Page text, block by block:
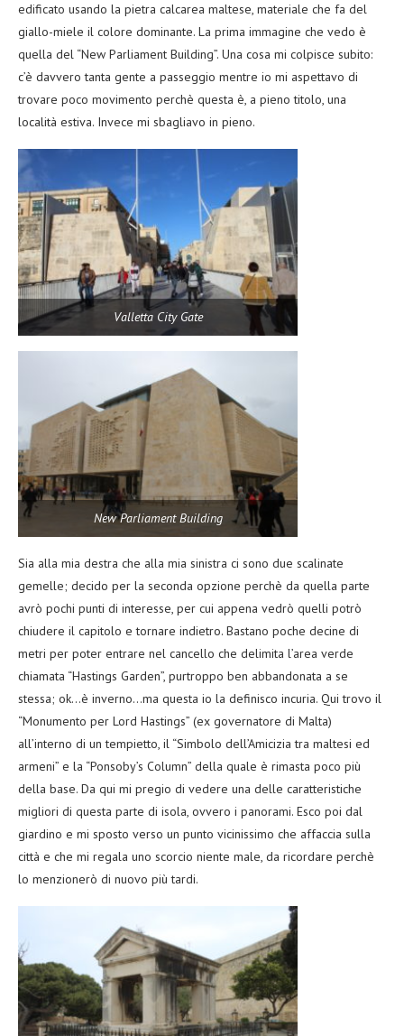
edificato usando la pietra calcarea maltese, materiale che fa del
giallo-miele il colore dominante. La prima immagine che vedo è
quella del “New Parliament Building”. Una cosa mi colpisce subito:
c’è davvero tanta gente a passeggio mentre io mi aspettavo di
trovare poco movimento perchè questa è, a pieno titolo, una
località estiva. Invece mi sbagliavo in pieno.
Valletta City Gate
New Parliament Building
Sia alla mia destra che alla mia sinistra ci sono due scalinate
gemelle; decido per la seconda opzione perchè da quella parte
avrò pochi punti di interesse, per cui appena vedrò quelli potrò
chiudere il capitolo e tornare indietro. Bastano poche decine di
metri per poter entrare nel cancello che delimita l’area verde
chiamata “Hastings Garden”, purtroppo ben abbandonata a se
stessa; ok…è inverno…ma questa io la definisco incuria. Qui trovo il
“Monumento per Lord Hastings” (ex governatore di Malta)
all’interno di un tempietto, il “Simbolo dell’Amicizia tra maltesi ed
armeni” e la “Ponsoby’s Column” della quale è rimasta poco più
della base. Da qui mi pregio di vedere una delle caratteristiche
migliori di questa parte di isola, ovvero i panorami. Esco poi dal
giardino e mi sposto verso un punto vicinissimo che affaccia sulla
città e che mi regala uno scorcio niente male, da ricordare perchè
lo menzionerò di nuovo più tardi.